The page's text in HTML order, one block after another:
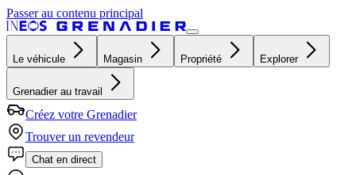
Passer au contenu principal
Le véhicule Magasin Propriété Explorer
Grenadier au travail
Créez votre Grenadier
Trouver un revendeur
Chat en direct